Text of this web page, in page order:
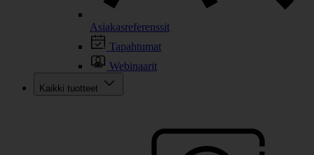
Asiakasreferenssit
Tapahtumat
Webinaarit
Kaikki tuotteet